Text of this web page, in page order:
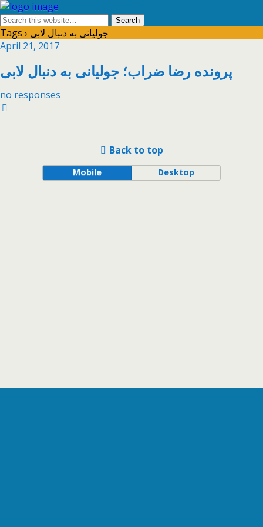
Tags › جولیانی به دنبال لابی
April 21, 2017
پرونده رضا ضراب؛ جولیانی به دنبال لابی
no responses
Back to top
Mobile Desktop